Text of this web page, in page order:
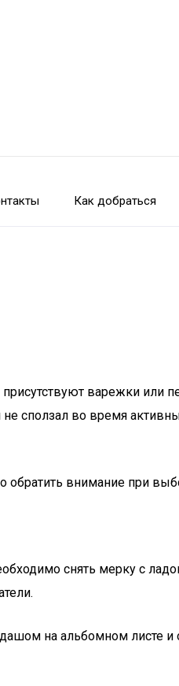
Как добраться
варежки или
сползал во время
внимание при
снять мерку с
на альбомном листе